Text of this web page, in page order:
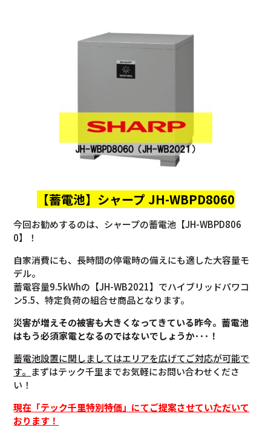
【蓄電池】 シャープ JH-WBPD8060
今回お勧めするのは、シャープの蓄電池【JH-WBPD806
0】！
自家消費にも、長時間の停電時の備えにも適した大容量モ
デル。
蓄電容量9.5kWhの【JH-WB2021】でハイブリッドパワコ
ン5.5、特定負荷の組合せ商品となります。
災害が増えその被害も大きくなってきている昨今。蓄電池
はもう必須家電となるのではないでしょうか･･･！
蓄電池設置に関しましてはエリアを広げてご対応が可能で
す。 まずはテック千里までお気軽にお問い合わせくださ
い！
現在「テック千里特別特価」にてご提案させていただいて
おります！